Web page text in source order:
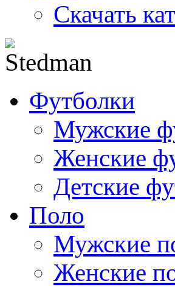
Скачать
Футболки
Мужские
Женские
Детские
Поло
Мужские
Женские